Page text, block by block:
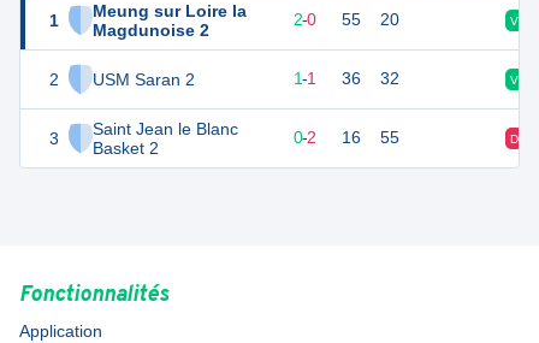
1
Meung sur Loire la
Magdunoise 2
2 USM Saran 2
3
Saint Jean le Blanc
Basket 2
4 2-0 55 20 V
1-1 36 32 V
2 0-2 16 55 D
Fonctionnalités
Application